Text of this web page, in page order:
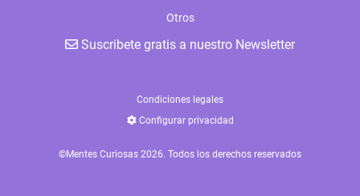
Otros
Suscribete gratis a nuestro Newsletter
Condiciones legales
Configurar privacidad
©Mentes Curiosas 2026. Todos los derechos reservados